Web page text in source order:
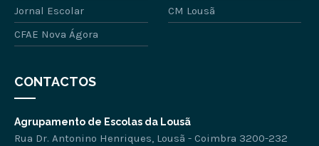
Jornal Escolar
CM Lousã
CFAE Nova Ágora
CONTACTOS
Agrupamento de Escolas da Lousã
Rua Dr. Antonino Henriques, Lousã - Coimbra 3200-232